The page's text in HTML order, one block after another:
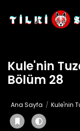
Kule'nin
Bölüm 28
Ana Sayfa Kule'nin